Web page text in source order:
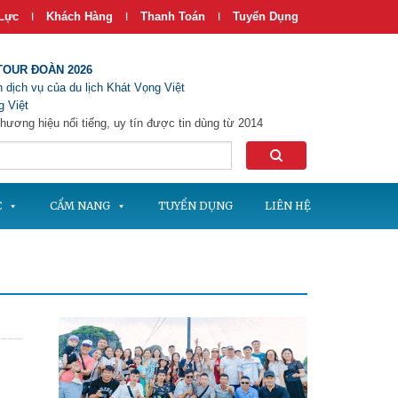
| Khách Hàng | Thanh Toán | Tuyển Dụng
ĐOÀN 2026
vụ của du lịch Khát Vọng Việt
Việt
hiệu nổi tiếng, uy tín được tin dùng từ 2014
CẨM NANG TUYỂN DỤNG LIÊN HỆ